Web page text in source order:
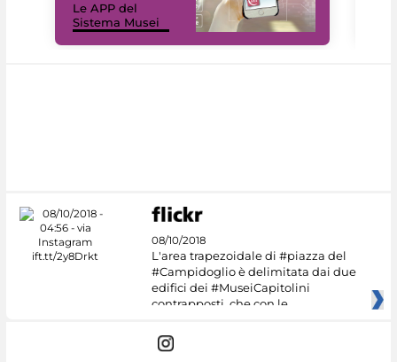
Le APP del
Sistema Musei
08/10/2018
L'area trapezoidale di #piazza del
#Campidoglio è delimitata dai due
edifici dei #MuseiCapitolini
contrapposti, che con le